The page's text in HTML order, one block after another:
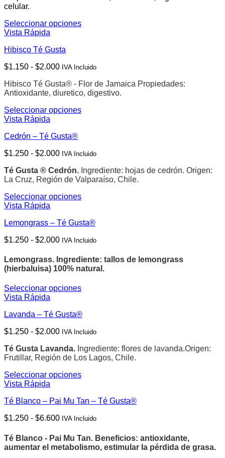
elegir
la
página
producto
celular.
Seleccionar opciones
Este
tiene
variantes.
opciones
se
elegir
en
la
página
de
producto
Vista Rápida
Hibisco Té Gusta
$1.150 - $2.000Rango
precios:
desde
hasta
IVA Incluido
Hibisco Té Gusta® - Flor de Jamaica Propiedades:
Antioxidante, diuretico, digestivo.
Seleccionar opciones
Este
tiene
variantes.
opciones
se
elegir
en
la
página
de
producto
Vista Rápida
Cedrón – Té Gusta®
$1.250 - $2.000Rango
precios:
desde
hasta
IVA Incluido
Té Gusta ® Cedrón. Ingrediente: hojas de cedrón. Origen:
La Cruz, Región de Valparaíso, Chile.
Seleccionar opciones
Este
tiene
variantes.
opciones
se
elegir
en
página
producto
Vista Rápida
Lemongrass – Té Gusta®
$1.250 - $2.000Rango
precios:
desde
hasta
$2.000
IVA Incluido
Lemongrass. Ingrediente: tallos de lemongrass
(hierbaluisa) 100% natural.
Seleccionar opciones
Este
tiene
variantes.
opciones
se
pueden
elegir
en
la
página
de
producto
Vista Rápida
Lavanda – Té Gusta®
$1.250 - $2.000Rango
precios:
desde
hasta
IVA Incluido
Té Gusta Lavanda. Ingrediente: flores de lavanda.Origen:
Frutillar, Región de Los Lagos, Chile.
Seleccionar opciones
Este
tiene
variantes.
opciones
se
Vista Rápida
Té Blanco – Pai Mu Tan – Té Gusta®
$1.250 - $6.600Rango
precios:
desde
IVA Incluido
Té Blanco - Pai Mu Tan. Beneficios: antioxidante,
aumentar el metabolismo, estimular la pérdida de grasa.